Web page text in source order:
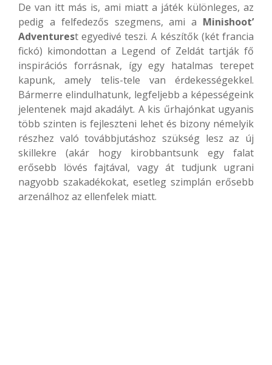
De van itt más is, ami miatt a játék különleges, az
pedig a felfedezős szegmens, ami a Minishoot’
Adventurest egyedivé teszi. A készítők (két francia
fickó) kimondottan a Legend of Zeldát tartják fő
inspirációs forrásnak, így egy hatalmas terepet
kapunk, amely telis-tele van érdekességekkel.
Bármerre elindulhatunk, legfeljebb a képességeink
jelentenek majd akadályt. A kis űrhajónkat ugyanis
több szinten is fejleszteni lehet és bizony némelyik
részhez való továbbjutáshoz szükség lesz az új
skillekre (akár hogy kirobbantsunk egy falat
erősebb lövés fajtával, vagy át tudjunk ugrani
nagyobb szakadékokat, esetleg szimplán erősebb
arzenálhoz az ellenfelek miatt.